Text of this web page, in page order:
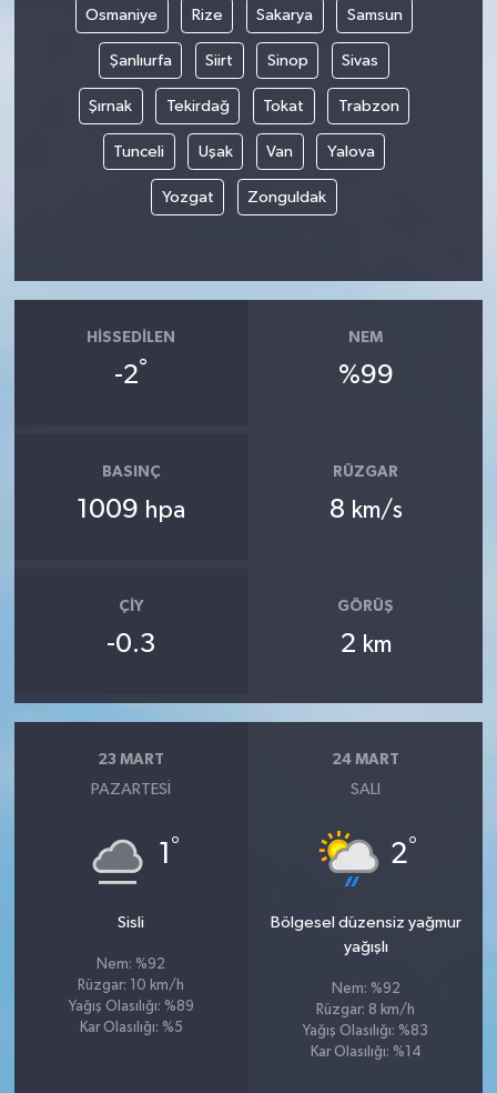
Osmaniye Rize Sakarya Samsun
Şanlıurfa Siirt Sinop Sivas
Şırnak Tekirdağ Tokat Trabzon
Tunceli Uşak Van Yalova
Yozgat Zonguldak
HISSEDILEN
-2°
NEM
%99
BASINÇ
1009 hpa
RÜZGAR
8 km/s
ÇIY
-0.3
GÖRÜŞ
2 km
23 MART
PAZARTESI
1 °
Sisli
Nem: %92
Rüzgar: 10 km/h
Yağış Olasılığı: %89
Kar Olasılığı: %5
24 MART
SALI
2°
Bölgesel düzensiz yağmur
yağışlı
Nem: %92
Rüzgar: 8 km/h
Yağış Olasılığı: %83
Kar Olasılığı: %14